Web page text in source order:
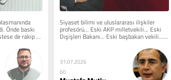
Önde baskı
de rakip
Siyaset bilimi ve uluslararası ilişkiler
profesörü... Eski AKP milletvekili... Eski
Dışişleri Bakanı... Eski başbakan vekili...
AKP’nin...
31.07.2026
60